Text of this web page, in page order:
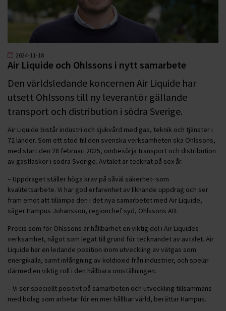
2024-11-18
Air Liquide och Ohlssons i nytt samarbete
Den världsledande koncernen Air Liquide har
utsett Ohlssons till ny leverantör gällande
transport och distribution i södra Sverige.
Air Liquide bistår industri och sjukvård med gas, teknik och tjänster i
72 länder. Som ett stöd till den svenska verksamheten ska Ohlssons,
med start den 28 februari 2025, ombesörja transport och distribution
av gasflaskor i södra Sverige. Avtalet är tecknat på sex år.
– Uppdraget ställer höga krav på såväl säkerhet- som
kvalitetsarbete. Vi har god erfarenhet av liknande uppdrag och ser
fram emot att tillämpa den i det nya samarbetet med Air Liquide,
säger Hampus Johansson, regionchef syd, Ohlssons AB.
Precis som för Ohlssons är hållbarhet en viktig del i Air Liquides
verksamhet, något som legat till grund för tecknandet av avtalet. Air
Liquide har en ledande position inom utveckling av vätgas som
energikälla, samt infångning av koldioxid från industrier, och spelar
därmed en viktig roll i den hållbara omställningen.
– Vi ser speciellt positivt på samarbeten och utveckling tillsammans
med bolag som arbetar för en mer hållbar värld, berättar Hampus.